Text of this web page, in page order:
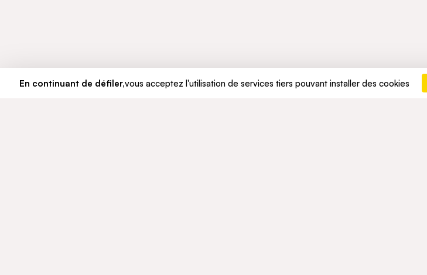
En continuant de défiler,vous acceptez l'utilisation de services tiers pouvant installer des cookies